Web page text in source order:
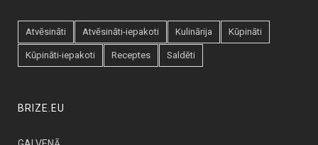
Atvēsināti Atvēsināti-iepakoti Kulinārija Kūpināti
Kūpināti-iepakoti Receptes Saldēti
BRIZE.EU